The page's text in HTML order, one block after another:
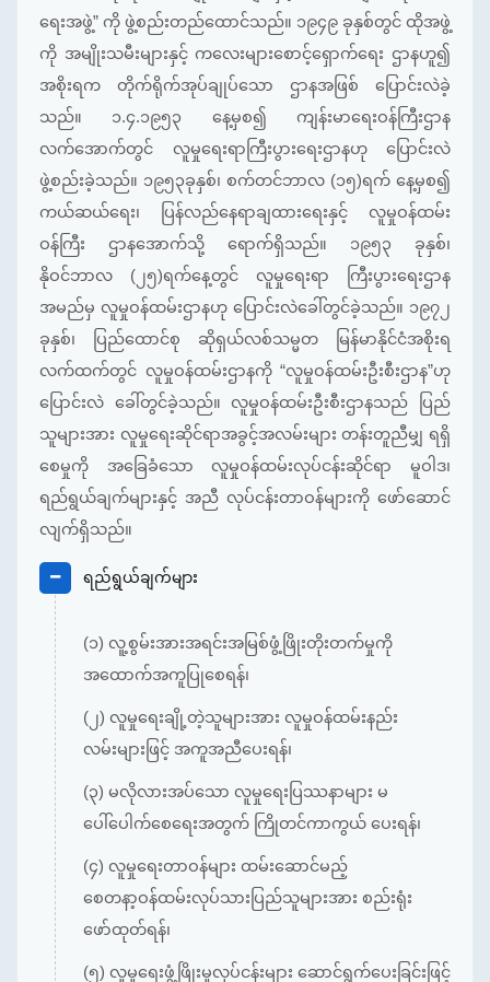
ရေးအဖွဲ့” ကို ဖွဲ့စည်းတည်ထောင်သည်။ ၁၉၄၉ ခုနှစ်တွင် ထိုအဖွဲ့
ကို အမျိုးသမီးများနှင့် ကလေးများစောင့်ရှောက်ရေး ဌာနဟူ၍
အစိုးရက တိုက်ရိုက်အုပ်ချုပ်သော ဌာနအဖြစ် ပြောင်းလဲခဲ့
သည်။ ၁.၄.၁၉၅၃ နေ့မှစ၍ ကျန်းမာရေးဝန်ကြီးဌာန
လက်အောက်တွင် လူမှုရေးရာကြီးပွားရေးဌာနဟု ပြောင်းလဲ
ဖွဲ့စည်းခဲ့သည်။ ၁၉၅၃ခုနှစ်၊ စက်တင်ဘာလ (၁၅)ရက် နေ့မှစ၍
ကယ်ဆယ်ရေး၊ ပြန်လည်နေရာချထားရေးနှင့် လူမှုဝန်ထမ်း
ဝန်ကြီး ဌာနအောက်သို့ ရောက်ရှိသည်။ ၁၉၅၃ ခုနှစ်၊
နိုဝင်ဘာလ (၂၅)ရက်နေ့တွင် လူမှုရေးရာ ကြီးပွားရေးဌာန
အမည်မှ လူမှုဝန်ထမ်းဌာနဟု ပြောင်းလဲခေါ်တွင်ခဲ့သည်။ ၁၉၇၂
ခုနှစ်၊ ပြည်ထောင်စု ဆိုရှယ်လစ်သမ္မတ မြန်မာနိုင်ငံအစိုးရ
လက်ထက်တွင် လူမှုဝန်ထမ်းဌာနကို “လူမှုဝန်ထမ်းဦးစီးဌာန”ဟု
ပြောင်းလဲ ခေါ်တွင်ခဲ့သည်။ လူမှုဝန်ထမ်းဦးစီးဌာနသည် ပြည်
သူများအား လူမှုရေးဆိုင်ရာအခွင့်အလမ်းများ တန်းတူညီမျှ ရရှိ
စေမှုကို အခြေခံသော လူမှုဝန်ထမ်းလုပ်ငန်းဆိုင်ရာ မူဝါဒ၊
ရည်ရွယ်ချက်များနှင့် အညီ လုပ်ငန်းတာဝန်များကို ဖော်ဆောင်
လျက်ရှိသည်။
ရည်ရွယ်ချက်များ
(၁) လူ့စွမ်းအားအရင်းအမြစ်ဖွံ့ဖြိုးတိုးတက်မှုကို
အထောက်အကူပြုစေရန်၊
(၂) လူမှုရေးချို့တဲ့သူများအား လူမှုဝန်ထမ်းနည်း
လမ်းများဖြင့် အကူအညီပေးရန်၊
(၃) မလိုလားအပ်သော လူမှုရေးပြဿနာများ မ
ပေါ်ပေါက်စေရေးအတွက် ကြိုတင်ကာကွယ် ပေးရန်၊
(၄) လူမှုရေးတာဝန်များ ထမ်းဆောင်မည့်
စေတနာ့ဝန်ထမ်းလုပ်သားပြည်သူများအား စည်းရုံး
ဖော်ထုတ်ရန်၊
(၅) လူမှုရေးဖွံ့ဖြိုးမှုလုပ်ငန်းများ ဆောင်ရွက်ပေးခြင်းဖြင့်